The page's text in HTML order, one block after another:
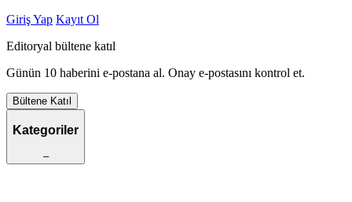
Giriş Yap Kayıt Ol
Editoryal bültene katıl
Günün 10 haberini e-postana al. Onay e-postasını kontrol et.
Bültene Katıl
Kategoriler
–